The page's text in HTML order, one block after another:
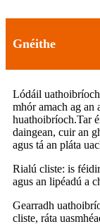
Gnéithe
Lódáil
mhór amach ag an
huathoibríoch.Tar
daingean, cuir an
agus tá an pláta
Rialú cliste: is
agus an lipéadú a
Gearradh
cliste, ráta